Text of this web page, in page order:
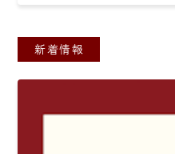
新着情報